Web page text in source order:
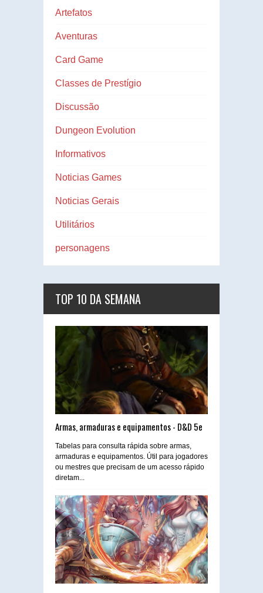
Artefatos
Aventuras
Card Game
Classes de Prestígio
Discussão
Dungeon Evolution
Informativos
Noticias Games
Noticias Gerais
Utilitários
personagens
TOP 10 DA SEMANA
Armas, armaduras e equipamentos - D&D 5e
Tabelas para consulta rápida sobre armas,
armaduras e equipamentos. Útil para jogadores
ou mestres que precisam de um acesso rápido
diretam...